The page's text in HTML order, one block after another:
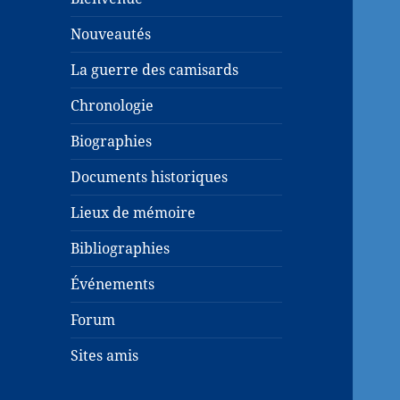
Nouveautés
La guerre des camisards
Chronologie
Biographies
Documents historiques
Lieux de mémoire
Bibliographies
Événements
Forum
Sites amis